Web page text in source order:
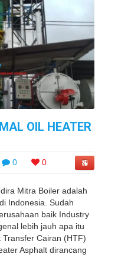
OIL HEATER
0 0
Mitra Boiler adalah
Indonesia. Sudah
baik Industry
lebih jauh apa itu
Cairan (HTF)
Asphalt dirancang